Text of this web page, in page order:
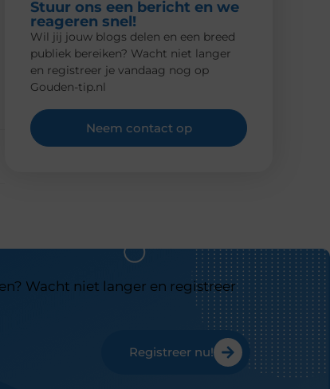
Stuur ons een bericht en we
reageren snel!
Wil jij jouw blogs delen en een breed
publiek bereiken? Wacht niet langer
en registreer je vandaag nog op
Gouden-tip.nl
Neem contact op
Wacht niet langer en registreer
Registreer nu!